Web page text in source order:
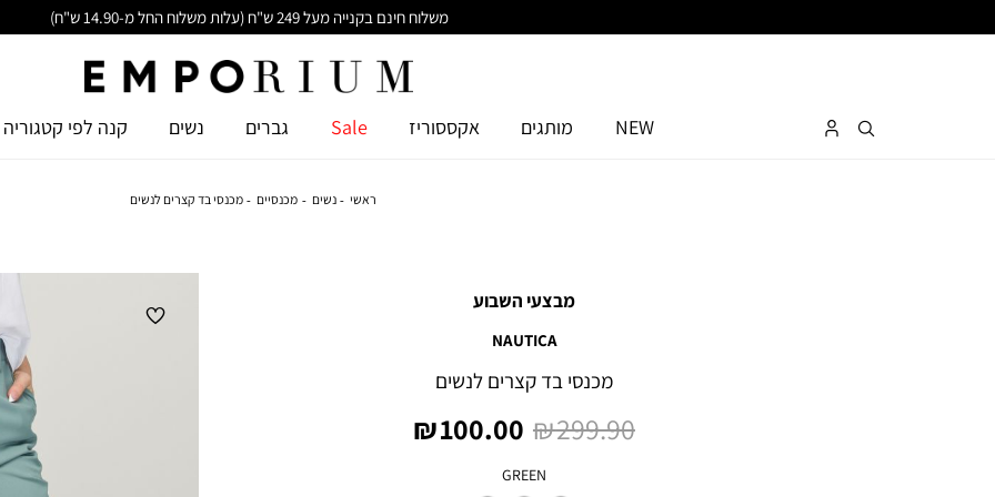
משלוח חינם בקנייה מעל 249 ש"ח (עלות משלוח החל מ-14.90 ש"ח)
NEW מותגים אקססוריז Sale גברים נשים קנה לפי קטגוריה
ראשי נשים מכנסיים מכנסי בד קצרים לנשים
מבצעי השבוע
NAUTICA
מכנסי בד קצרים לנשים
מחיר
מוצר
100.00 ₪
מחיר
299.90 ₪
צבע
GREEN